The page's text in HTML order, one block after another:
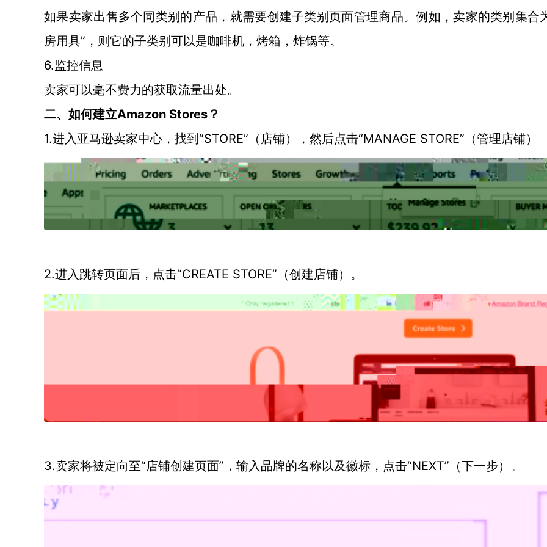
如果卖家出售多个同类别的产品，就需要创建子类别页面管理商品。例如，卖家的类别集合
房用具”，则它的子类别可以是咖啡机，烤箱，炸锅等。
6.监控信息
卖家可以毫不费力的获取流量出处。
二、如何建立Amazon Stores ？
1.进入亚马逊卖家中心，找到“STORE”（店铺），然后点击“MANAGE STORE”（管理店铺）
2.进入跳转页面后，点击“CREATE STORE”（创建店铺）。
3.卖家将被定向至“店铺创建页面”，输入品牌的名称以及徽标，点击“NEXT”（下一步）。